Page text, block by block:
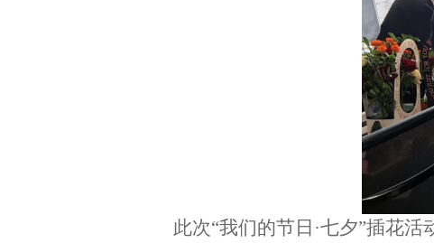
此次“我们的节日·七夕”插花